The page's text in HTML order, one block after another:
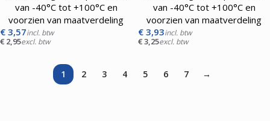
van -40°C tot +100°C en
voorzien van maatverdeling
€ 3,57incl. btw
€ 2,95excl. btw
van -40°C tot +100°C en
voorzien van maatverdeling
€ 3,93incl. btw
€3,25excl. btw
1 2 3 4 5 6 7 →